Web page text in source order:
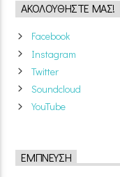
ΑΚΟΛΟΥΘΉΣΤΕ ΜΑΣ!
Facebook
Instagram
Twitter
Soundcloud
YouTube
ΈΜΠΝΕΥΣΗ